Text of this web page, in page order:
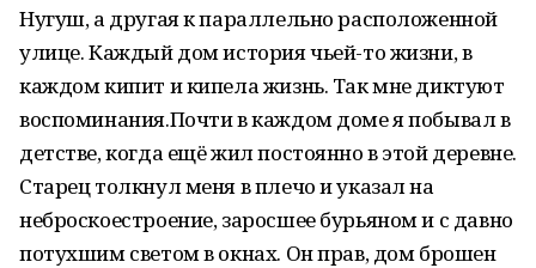
Нугуш, а другая к параллельно расположенной
улице. Каждый дом история чьей-то жизни, в
каждом кипит и кипела жизнь. Так мне диктуют
воспоминания.Почти в каждом доме я побывал в
детстве, когда ещё жил постоянно в этой деревне.
Старец толкнул меня в плечо и указал на
неброскоестроение, заросшее бурьяном и с давно
потухшим светом в окнах. Он прав, дом брошен